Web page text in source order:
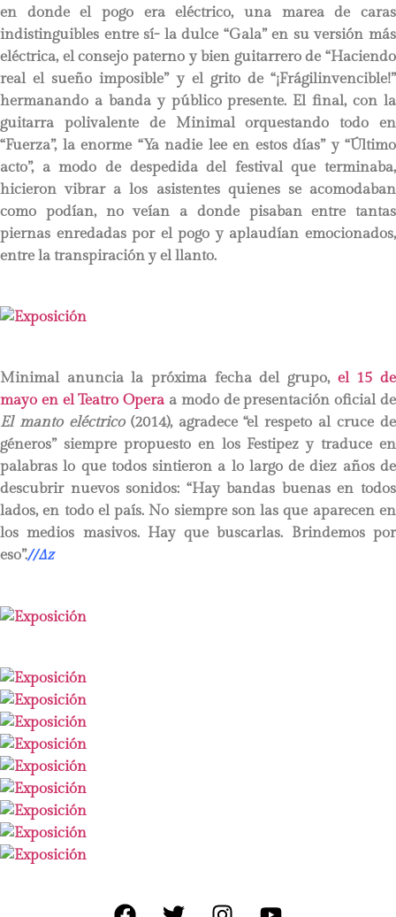
en donde el pogo era eléctrico, una marea de caras
indistinguibles entre sí- la dulce “Gala” en su versión más
eléctrica, el consejo paterno y bien guitarrero de “Haciendo
real el sueño imposible” y el grito de “¡Frágilinvencible!”
hermanando a banda y público presente. El final, con la
guitarra polivalente de Minimal orquestando todo en
“Fuerza”, la enorme “Ya nadie lee en estos días” y “Último
acto”, a modo de despedida del festival que terminaba,
hicieron vibrar a los asistentes quienes se acomodaban
como podían, no veían a donde pisaban entre tantas
piernas enredadas por el pogo y aplaudían emocionados,
entre la transpiración y el llanto.
Minimal anuncia la próxima fecha del grupo, el 15 de
mayo en el Teatro Operaa modo de presentación oficial de
El manto eléctrico(2014), agradece “el respeto al cruce de
géneros” siempre propuesto en los Festipez y traduce en
palabras lo que todos sintieron a lo largo de diez años de
descubrir nuevos sonidos: “Hay bandas buenas en todos
lados, en todo el país. No siempre son las que aparecen en
los medios masivos. Hay que buscarlas. Brindemos por
eso”.//∆z